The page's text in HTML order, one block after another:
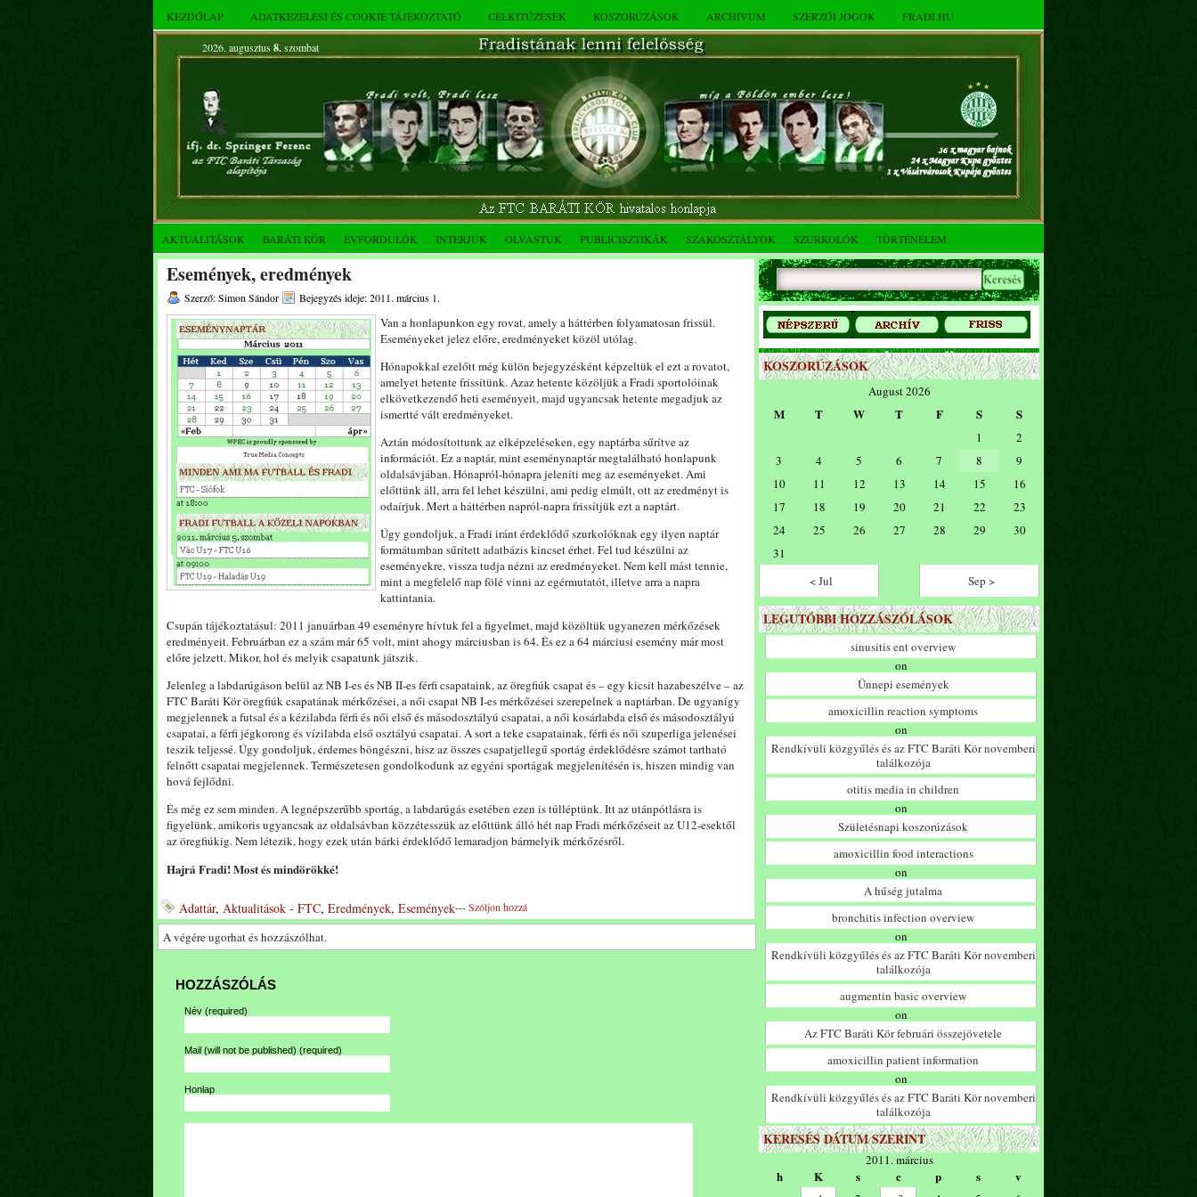
KEZDŐLAP ADATKEZELÉSI ÉS COOKIE TÁJÉKOZTATÓ CÉLKITŰZÉSEK KOSZORÚZÁSOK ARCHÍVUM SZERZŐI JOGOK FRADI.HU
2026. augusztus 8.szombat
AKTUALITÁSOK BARÁTI KÖR ÉVFORDULÓK INTERJÚK OLVASTUK PUBLICISZTIKÁK SZAKOSZTÁLYOK SZURKOLÓK TÖRTÉNELEM
Események, eredmények
Szerző: Simon Sándor Bejegyzés ideje: 2011. március 1.
Van a honlapunkon egy rovat, amely a háttérben folyamatosan frissül.
Eseményeket jelez előre, eredményeket közöl utólag.
Hónapokkal ezelőtt még külön bejegyzésként képzeltük el ezt a rovatot,
amelyet hetente frissítünk. Azaz hetente közöljük a Fradi sportolóinak
elkövetkezendő heti eseményeit, majd ugyancsak hetente megadjuk az
ismertté vált eredményeket.
Aztán módosítottunk az elképzeléseken, egy naptárba sűrítve az
információt. Ez a naptár, mint eseménynaptár megtalálható honlapunk
oldalsávjában. Hónapról-hónapra jeleníti meg az eseményeket. Ami
előttünk áll, arra fel lehet készülni, ami pedig elmúlt, ott az eredményt is
odaírjuk. Mert a háttérben napról-napra frissítjük ezt a naptárt.
Úgy gondoljuk, a Fradi iránt érdeklődő szurkolóknak egy ilyen naptár
formátumban sűrített adatbázis kincset érhet. Fel tud készülni az
eseményekre, vissza tudja nézni az eredményeket. Nem kell mást tennie,
mint a megfelelő nap fölé vinni az egérmutatót, illetve arra a napra
kattintania.
Csupán tájékoztatásul: 2011 januárban 49 eseményre hívtuk fel a figyelmet, majd közöltük ugyanezen mérkőzések
eredményeit. Februárban ez a szám már 65 volt, mint ahogy márciusban is 64. És ez a 64 márciusi esemény már most
előre jelzett. Mikor, hol és melyik csapatunk játszik.
Jelenleg a labdarúgáson belül az NB I-es és NB II-es férfi csapataink, az öregfiúk csapat és – egy kicsit hazabeszélve – az
FTC Baráti Kör öregfiúk csapatának mérkőzései, a női csapat NB I-es mérkőzései szerepelnek a naptárban. De ugyanígy
megjelennek a futsal és a kézilabda férfi és női első és másodosztályú csapatai, a női kosárlabda első és másodosztályú
csapatai, a férfi jégkorong és vízilabda első osztályú csapatai. A sort a teke csapatainak, férfi és női szuperliga jelenései
teszik teljessé. Úgy gondoljuk, érdemes böngészni, hisz az összes csapatjellegű sportág érdeklődésre számot tartható
felnőtt csapatai megjelennek. Természetesen gondolkodunk az egyéni sportágak megjelenítésén is, hiszen mindig van
hová fejlődni.
És még ez sem minden. A legnépszerűbb sportág, a labdarúgás esetében ezen is túlléptünk. Itt az utánpótlásra is
figyelünk, amikoris ugyancsak az oldalsávban közzétesszük az előttünk álló hét nap Fradi mérkőzéseit az U12-esektől
az öregfiúkig. Nem létezik, hogy ezek után bárki érdeklődő lemaradjon bármelyik mérkőzésről.
Hajrá Fradi! Most és mindörökké!
Adattár, Aktualitások - FTC, Eredmények, Események---Szóljon hozzá
A végére ugorhat és hozzászólhat.
HOZZÁSZÓLÁS
Név (required)
Mail (will not be published) (required)
Honlap
KOSZORÚZÁSOK
August 2026
M T W T F S S
1
2
3
4 5 6 7 8
9
10
11 12 13 14 15
16
17
18 19 20 21 22
23
24
25 26 27 28 29
30
31
< Jul
Sep >
LEGUTÓBBI HOZZÁSZÓLÁSOK
sinusitis ent overview
on
Ünnepi események
amoxicillin reaction symptoms
on
Rendkívüli közgyűlés és az FTC Baráti Kör novemberi
találkozója
otitis media in children
on
Születésnapi koszorúzások
amoxicillin food interactions
on
A hűség jutalma
bronchitis infection overview
on
Rendkívüli közgyűlés és az FTC Baráti Kör novemberi
találkozója
augmentin basic overview
on
Az FTC Baráti Kör februári összejövetele
amoxicillin patient information
on
Rendkívüli közgyűlés és az FTC Baráti Kör novemberi
találkozója
KERESÉS DÁTUM SZERINT
2011. március
h K s c p s v